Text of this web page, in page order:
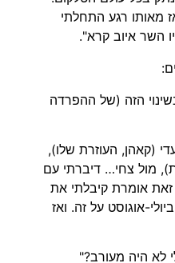
אז מאותו רגע התחלתי
השר איוב קרא".
הזה (של ההפרדה
(קאהן, העוזרת שלו),
מול צחי… דיברתי עם
אומרת קיבלתי את
אוגוסט על זה. ואז
לא היה מעורב?"